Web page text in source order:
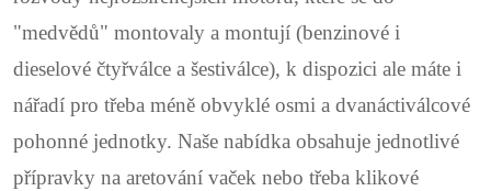
"medvědů" montovaly a montují (benzinové i
dieselové čtyřválce a šestiválce), k dispozici ale máte i
nářadí pro třeba méně obvyklé osmi a dvanáctiválcové
pohonné jednotky. Naše nabídka obsahuje jednotlivé
přípravky na aretování vaček nebo třeba klikové